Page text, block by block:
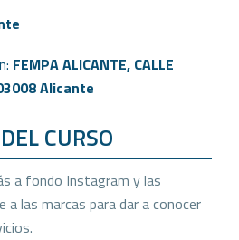
FEMPA ALICANTE, CALLE
Alicante
CURSO
a fondo Instagram y las
a las marcas para dar a conocer